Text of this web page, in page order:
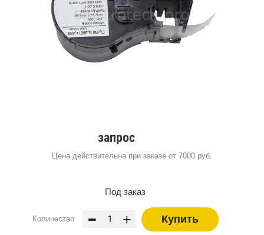
запрос
Цена действительна при заказе от 7000 руб.
Под заказ
Количество - + Купить